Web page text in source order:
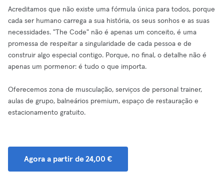
Acreditamos que não existe uma fórmula única para todos, porque
cada ser humano carrega a sua história, os seus sonhos e as suas
necessidades. "The Code" não é apenas um conceito, é uma
promessa de respeitar a singularidade de cada pessoa e de
construir algo especial contigo. Porque, no final, o detalhe não é
apenas um pormenor: é tudo o que importa.
Oferecemos zona de musculação, serviços de personal trainer,
aulas de grupo, balneários premium, espaço de restauração e
estacionamento gratuito.
Agora a partir de 24,00 €